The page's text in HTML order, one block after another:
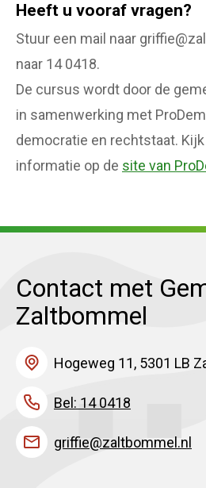
Heeft u vooraf vragen?
Stuur een mail naar
naar 14 0418.
De cursus wordt door de
in samenwerking met
democratie en rechtstaat.
informatie op de site van
Contact met
Zaltbommel
Hogeweg 11, 5301 LB
Bel: 14 0418
griffie@zaltbommel.nl